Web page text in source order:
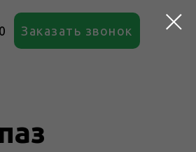
Заказать звонок